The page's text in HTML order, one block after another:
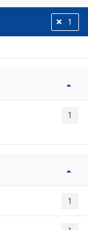
1
1
1